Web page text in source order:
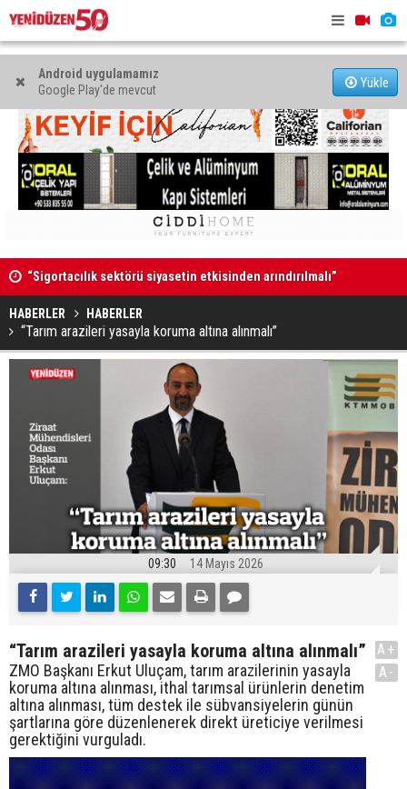
Android uygulamamız
Google Play'de mevcut
Yükle
Tuncel Felek, Taşkınköy muhtarlığına aday
HABERLER HABERLER
“Tarım arazileri yasayla koruma altına alınmalı”
09:30 14 Mayıs 2026
“Tarım arazileri yasayla koruma altına alınmalı”
ZMO Başkanı Erkut Uluçam, tarım arazilerinin yasayla
koruma altına alınması, ithal tarımsal ürünlerin denetim
altına alınması, tüm destek ile sübvansiyelerin günün
şartlarına göre düzenlenerek direkt üreticiye verilmesi
gerektiğini vurguladı.
A+
A-